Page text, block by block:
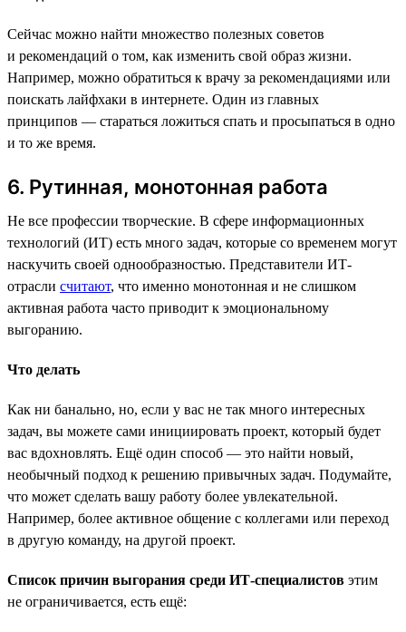
Сейчас можно найти множество полезных советов
и рекомендаций о том, как изменить свой образ жизни.
Например, можно обратиться к врачу за рекомендациями или
поискать лайфхаки в интернете. Один из главных
принципов — стараться ложиться спать и просыпаться в одно
и то же время.
6. Рутинная, монотонная работа
Не все профессии творческие. В сфере информационных
технологий (ИТ) есть много задач, которые со временем могут
наскучить своей однообразностью. Представители ИТ-
отрасли считают, что именно монотонная и не слишком
активная работа часто приводит к эмоциональному
выгоранию.
Что делать
Как ни банально, но, если у вас не так много интересных
задач, вы можете сами инициировать проект, который будет
вас вдохновлять. Ещё один способ — это найти новый,
необычный подход к решению привычных задач. Подумайте,
что может сделать вашу работу более увлекательной.
Например, более активное общение с коллегами или переход
в другую команду, на другой проект.
Список причин выгорания среди ИТ-специалистов этим
не ограничивается, есть ещё: